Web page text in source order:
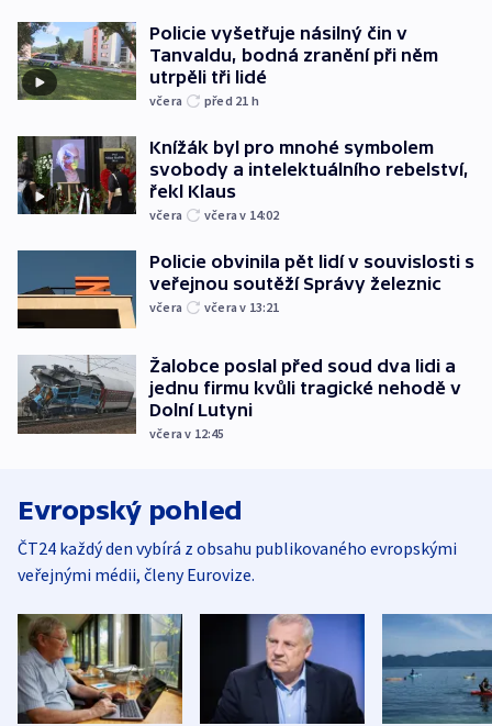
Policie vyšetřuje násilný čin v
Tanvaldu, bodná zranění při něm
utrpěli tři lidé
včera před 21 h
Knížák byl pro mnohé symbolem
svobody a intelektuálního rebelství,
řekl Klaus
včera včera v 14:02
Policie obvinila pět lidí v souvislosti s
veřejnou soutěží Správy železnic
včera včera v 13:21
Žalobce poslal před soud dva lidi a
jednu firmu kvůli tragické nehodě v
Dolní Lutyni
včera v 12:45
Evropský pohled
ČT24 každý den vybírá z obsahu publikovaného evropskými
veřejnými médii, členy Eurovize.